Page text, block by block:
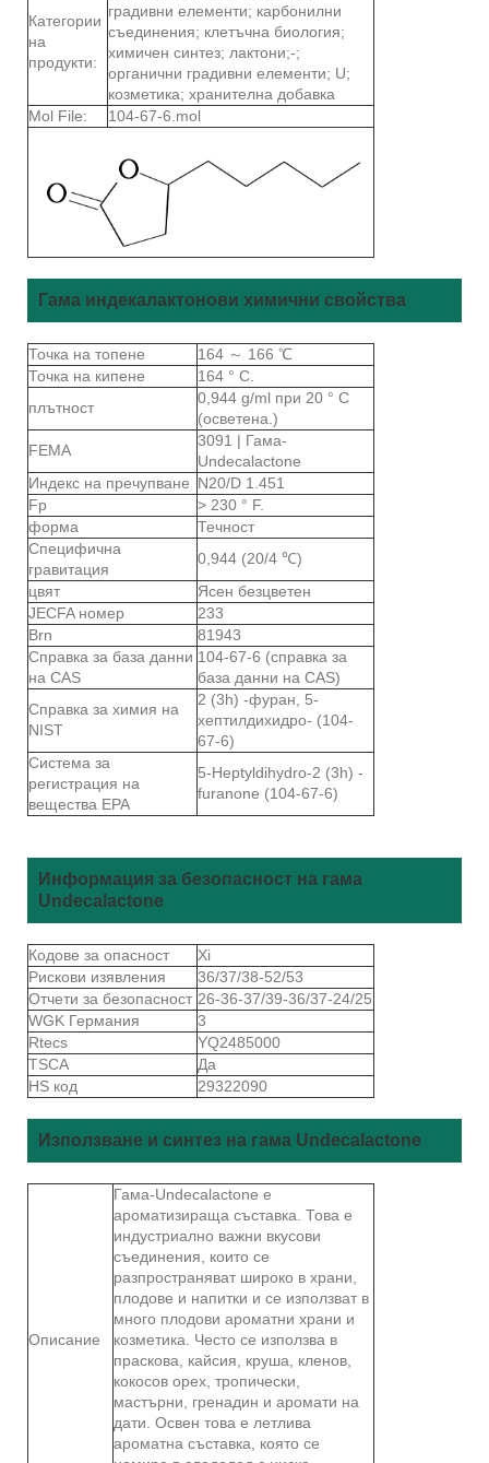
Категории
на
продукти:
градивни елементи; карбонилни
съединения; клетъчна биология;
химичен синтез; лактони;-;
органични градивни елементи; U;
козметика; хранителна добавка
Mol File:
104-67-6.mol
Гама индекалактонови химични свойства
Точка на топене
164 ～ 166 ℃
Точка на кипене
164 ° C.
плътност
0,944 g/ml при 20 ° C
(осветена.)
FEMA
3091 | Гама-
Undecalactone
Индекс на пречупване N20/D 1.451
Fp
> 230 ° F.
форма
Течност
Специфична
гравитация
0,944 (20/4 ℃)
цвят
Ясен безцветен
JECFA номер
233
Brn
81943
Справка за база данни
на CAS
104-67-6 (справка за
база данни на CAS)
Справка за химия на
NIST
2 (3h) -фуран, 5-
хептилдихидро- (104-
67-6)
Система за
регистрация на
вещества EPA
5-Heptyldihydro-2 (3h) -
furanone (104-67-6)
Информация за безопасност на гама
Undecalactone
Кодове за опасност
Xi
Рискови изявления
36/37/38-52/53
Отчети за безопасност 26-36-37/39-36/37-24/25
WGK Германия
3
Rtecs
YQ2485000
TSCA
Да
HS код
29322090
Използване и синтез на гама Undecalactone
Описание
Гама-Undecalactone е
ароматизираща съставка. Това е
индустриално важни вкусови
съединения, които се
разпространяват широко в храни,
плодове и напитки и се използват в
много плодови ароматни храни и
козметика. Често се използва в
праскова, кайсия, круша, кленов,
кокосов орех, тропически,
мастърни, гренадин и аромати на
дати. Освен това е летлива
ароматна съставка, която се